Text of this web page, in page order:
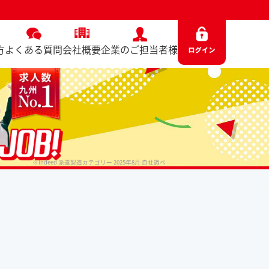
よくある質問会社概要企業のご担当者様
※Indeed 派遣製造カテゴリー 2025年8月 自社調べ